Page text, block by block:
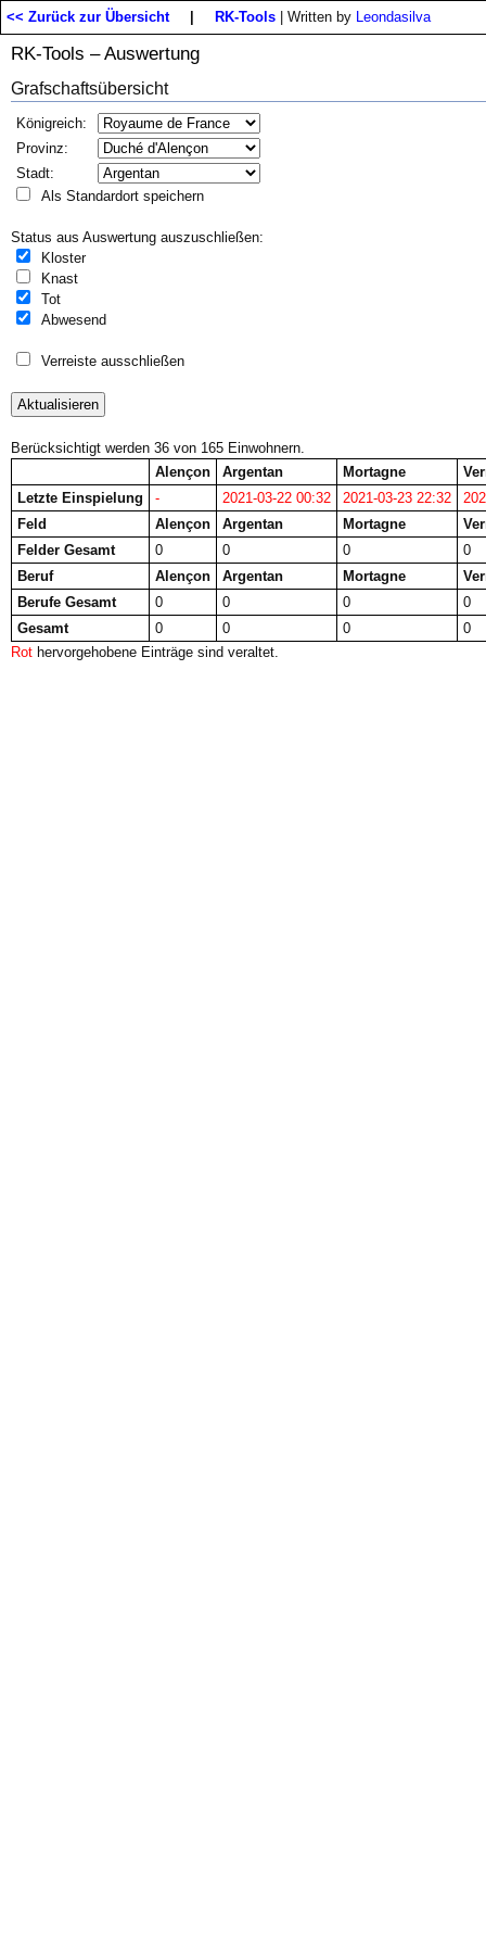
<< Zurück zur Übersicht RK-Tools | Written by Leondasilva
RK-Tools – Auswertung
Grafschaftsübersicht
Königreich:
Provinz:
Stadt:
Als Standardort speichern
Status aus Auswertung auszuschließen:
Kloster
Knast
Tot
Abwesend
Verreiste ausschließen
Berücksichtigt werden 36 von 165 Einwohnern.
Alençon
Argentan Mortagne
Letzte Einspielung
- 2021-03-22 00:32 2021-03-23 22:32
Feld
Alençon Argentan Mortagne
Felder Gesamt
0 0 0
0
Beruf
Alençon Argentan Mortagne
Berufe Gesamt
0 0 0
0
Gesamt
0 0 0
0
Rot hervorgehobene Einträge sind veraltet.